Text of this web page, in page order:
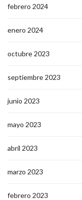
febrero 2024
enero 2024
octubre 2023
septiembre 2023
junio 2023
mayo 2023
abril 2023
marzo 2023
febrero 2023